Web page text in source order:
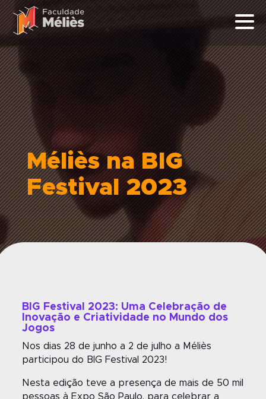
Méliès na BIG
Festival 2023
BIG Festival 2023: Uma Celebração de
Inovação e Criatividade no Mundo dos
Jogos
Nos dias 28 de junho a 2 de julho a Méliès
participou do BIG Festival 2023!
Nesta edição teve a presença de mais de 50 mil
pessoas à Expo São Paulo, para celebrar a